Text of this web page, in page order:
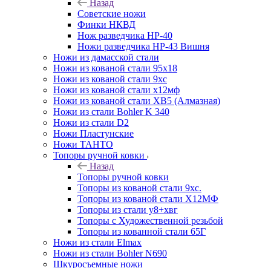
Назад
Советские ножи
Финки НКВД
Нож разведчика НР-40
Ножи разведчика НР-43 Вишня
Ножи из дамасской стали
Ножи из кованой стали 95х18
Ножи из кованой стали 9хс
Ножи из кованой стали х12мф
Ножи из кованой стали ХВ5 (Алмазная)
Ножи из стали Bohler K 340
Ножи из стали D2
Ножи Пластунские
Ножи ТАНТО
Топоры ручной ковки
Назад
Топоры ручной ковки
Топоры из кованой стали 9хс.
Топоры из кованой стали Х12МФ
Топоры из стали у8+хвг
Топоры с Художественной резьбой
Топоры из кованной стали 65Г
Ножи из стали Elmax
Ножи из стали Bohler N690
Шкуросъемные ножи